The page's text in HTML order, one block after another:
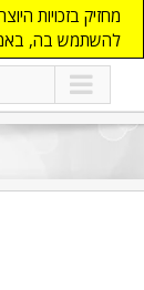
מחזיק בזכויות
להשתמש בה,